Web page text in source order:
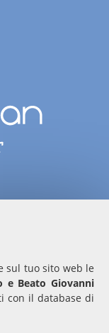
sul tuo sito web le
e Beato Giovanni
con il database di